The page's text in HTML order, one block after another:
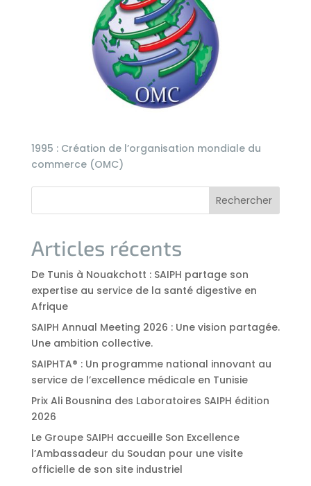
1995 : Création de l’organisation mondiale du
commerce (OMC)
Rechercher
Articles récents
De Tunis à Nouakchott : SAIPH partage son
expertise au service de la santé digestive en
Afrique
SAIPH Annual Meeting 2026 : Une vision partagée.
Une ambition collective.
SAIPHTA® : Un programme national innovant au
service de l’excellence médicale en Tunisie
Prix Ali Bousnina des Laboratoires SAIPH édition
2026
Le Groupe SAIPH accueille Son Excellence
l’Ambassadeur du Soudan pour une visite
officielle de son site industriel